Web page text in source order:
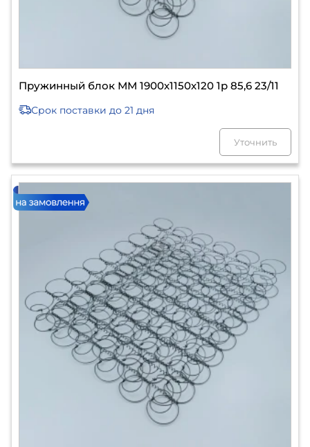
Пружинный блок ММ 1900х1150х120 1р 85,6 23/11
Срок поставки до 21 дня
Уточнить